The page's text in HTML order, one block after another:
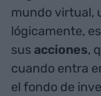
mundo virtual,
lógicamente,
susacciones,
cuando entra
el fondo de